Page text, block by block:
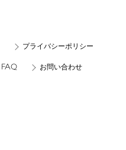
プライバシーポリシー
FAQ お問い合わせ